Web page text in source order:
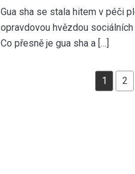
Gua sha se stala hitem v péči
opravdovou hvězdou
Co přesně je gua sha a […]
1 2